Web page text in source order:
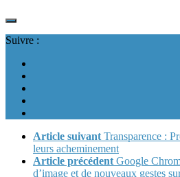
Suivre :
Article suivant Transparence :
leurs acheminement
Article précédent Google
d’image et de nouveaux gestes